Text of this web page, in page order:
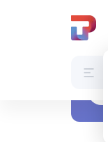
Главная